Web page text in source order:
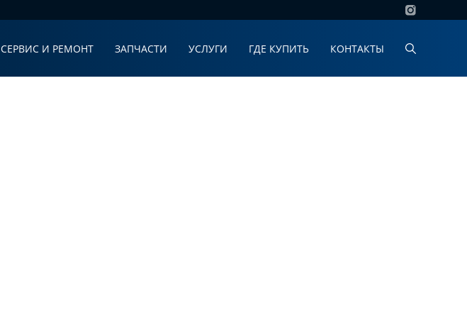
СЕРВИС И РЕМОНТ ЗАПЧАСТИ УСЛУГИ ГДЕ КУПИТЬ КОНТАКТЫ